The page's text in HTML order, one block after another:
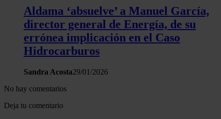
Aldama ‘absuelve’ a Manuel García,
director general de Energía, de su
errónea implicación en el Caso
Hidrocarburos
Sandra Acosta29/01/2026
No hay comentarios
Deja tu comentario